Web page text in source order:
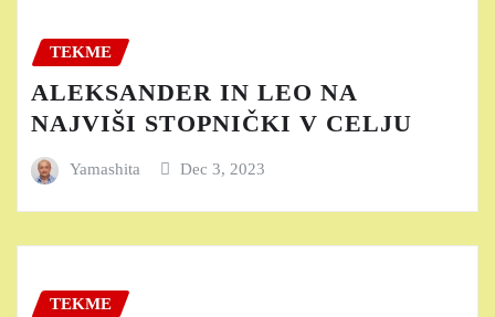
TEKME
ALEKSANDER IN LEO NA
NAJVIŠI STOPNIČKI V CELJU
Yamashita Dec 3, 2023
TEKME